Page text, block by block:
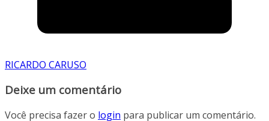
RICARDO CARUSO
Deixe um comentário
Você precisa fazer o login para publicar um comentário.